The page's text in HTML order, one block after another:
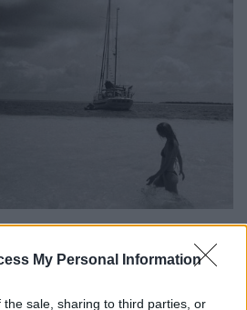
My Personal Information
sale, sharing to third parties, or